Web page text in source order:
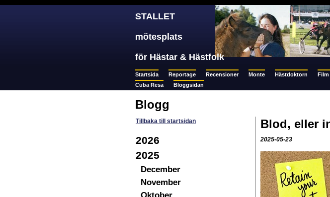
STALLET
mötesplats
för Hästar & Hästfolk
Startsida Reportage Recensioner Monte Hästdoktorn Film
Cuba Resa
Bloggsidan
Blogg
Tillbaka till startsidan
2026
2025
December
November
Oktober
Blod, eller
2025-05-23